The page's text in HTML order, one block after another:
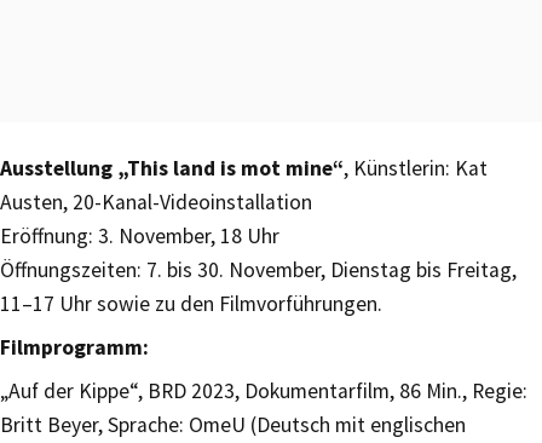
Ausstellung „This land is mot mine“, Künstlerin: Kat
Austen, 20-Kanal-Videoinstallation
Eröffnung: 3. November, 18 Uhr
Öffnungszeiten: 7. bis 30. November, Dienstag bis Freitag,
11–17 Uhr sowie zu den Filmvorführungen.
Filmprogramm:
„Auf der Kippe“, BRD 2023, Dokumentarfilm, 86 Min., Regie:
Britt Beyer, Sprache: OmeU (Deutsch mit englischen